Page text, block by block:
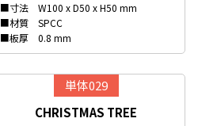
■寸法 W100 x D50 x H50 mm
■材質 SPCC
■板厚 0.8 mm
単体029
CHRISTMAS TREE